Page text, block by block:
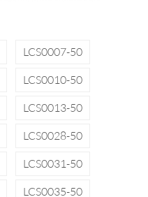
LCS0007-50
LCS0010-50
LCS0013-50
LCS0028-50
LCS0031-50
LCS0035-50